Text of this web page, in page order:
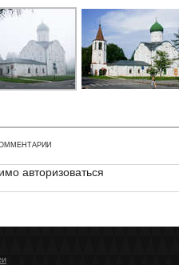
авторизоваться